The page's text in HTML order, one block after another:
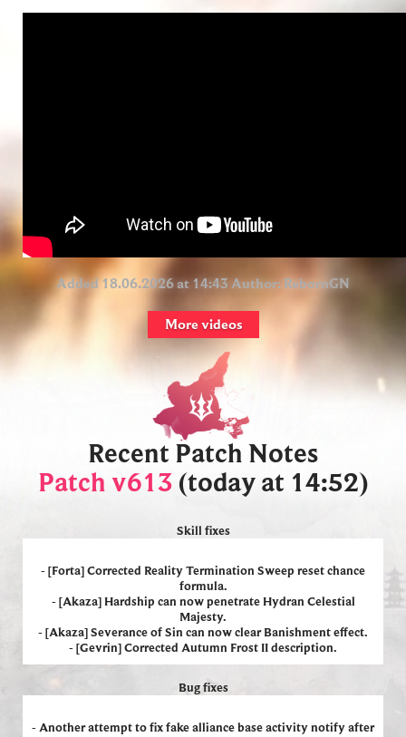
Added 18.06.2026 at 14:43 Author: RebornGN
More videos
Recent Patch Notes
Patch v613 (today at 14:52)
Skill fixes
- [Forta] Corrected Reality Termination Sweep reset chance
formula.
- [Akaza] Hardship can now penetrate Hydran Celestial
Majesty.
- [Akaza] Severance of Sin can now clear Banishment effect.
- [Gevrin] Corrected Autumn Frost II description.
Bug fixes
- Another attempt to fix fake alliance base activity notify after